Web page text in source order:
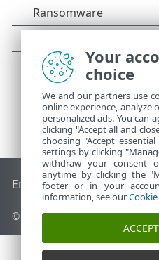
End of Life ESET Databáze
© 1992 - 2026 ESET, spol. s r.o.
Your
choice
We and our partners use
online experience, analyze
personalized ads. You can
clicking "Accept all and
choosing "Accept
settings by clicking
withdraw your consent
anytime by clicking the
footer or in your
information, see our